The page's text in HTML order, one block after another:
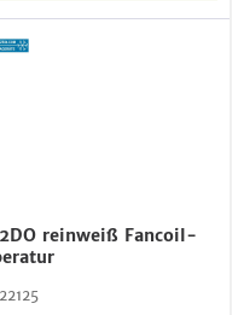
reinweiß Fancoil-
22125